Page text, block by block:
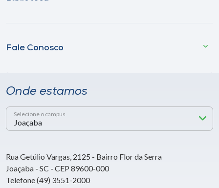
Fale Conosco
Onde estamos
Selecione o campus
Rua Getúlio Vargas, 2125 - Bairro Flor da Serra
Joaçaba - SC - CEP 89600-000
Telefone (49) 3551-2000